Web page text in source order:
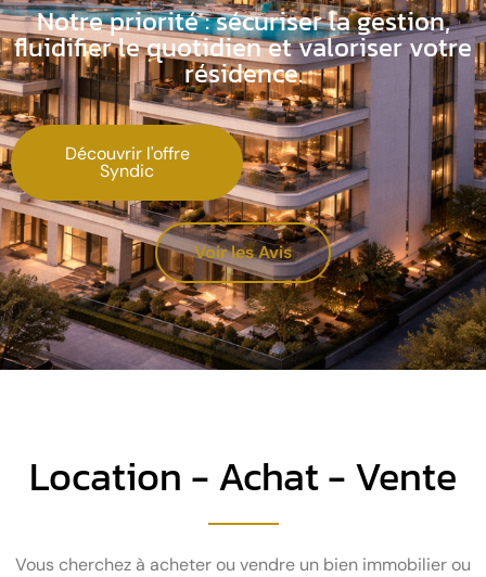
Notre priorité : sécuriser la gestion,
fluidifier le quotidien et valoriser votre
résidence.
Découvrir l'offre
Syndic
Voir les Avis
Location - Achat - Vente
Vous cherchez à acheter ou vendre un bien immobilier ou